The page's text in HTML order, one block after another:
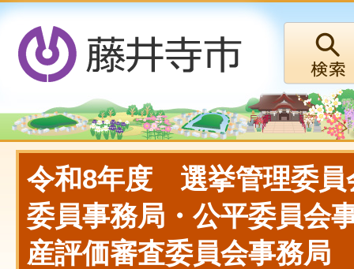
令和8年度 選挙管理委員
委員事務局・公平委員会
産評価審査委員会事務